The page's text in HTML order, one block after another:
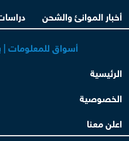
أخبار الموانئ والشحن
أسواق للمعلومات |
الرئيسية
الخصوصية
اعلن معنا